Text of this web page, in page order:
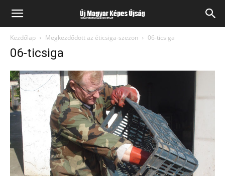
Kezdőlap Megkezdődött az éticsiga-szezon 06-ticsiga
06-ticsiga